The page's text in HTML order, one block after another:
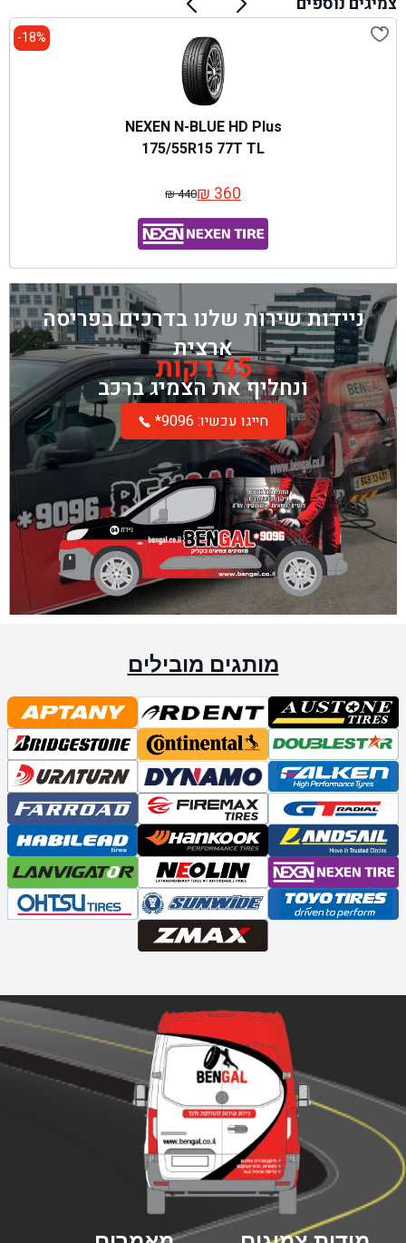
18%-
NEXEN N-BLUE HD Plus
175/55R15 77T TL
₪440
המחיר
המקורי
היה:
₪ 440.
₪360 המחיר
הנוכחי
הוא:
₪ 360.
ניידות שירות שלנו בדרכים בפריסה
ארצית
45 דקות
ונחליף את הצמיג ברכב
*חייגו עכשיו: 9096
מותגים מובילים